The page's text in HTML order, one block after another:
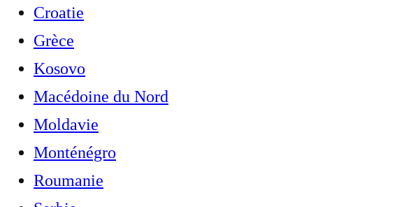
Croatie
Grèce
Kosovo
Macédoine du Nord
Moldavie
Monténégro
Roumanie